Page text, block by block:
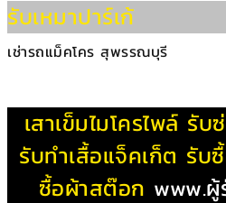
รับเหมาปาร์เก้
เช่ารถแม็คโคร สุพรรณบุรี
เสาเข็มไมโครไพล์ รับ
รับทําเสื้อแจ็คเก็ต รับ
ซื้อผ้าสต๊อก www.